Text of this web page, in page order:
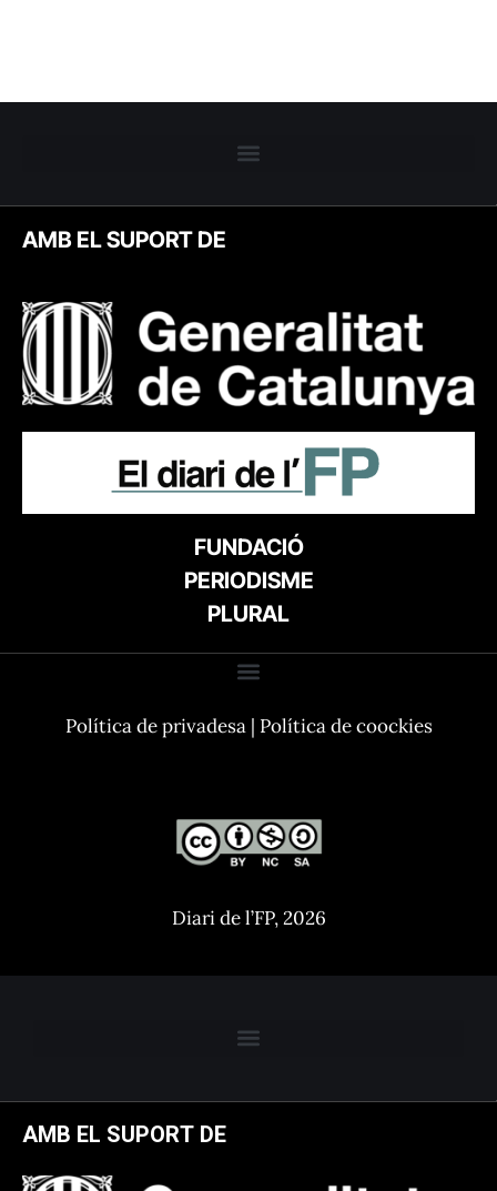
AMB EL SUPORT DE
FUNDACIÓ
PERIODISME
PLURAL
Política de privadesa| Política de coockies
Diari de l’FP, 2026
AMB EL SUPORT DE